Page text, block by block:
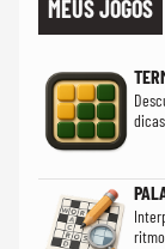
MEUS JOGOS